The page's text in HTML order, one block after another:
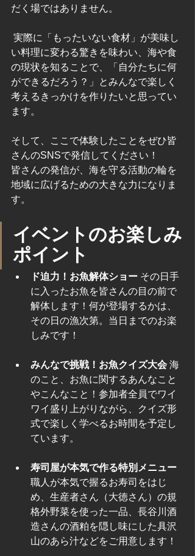
だく場ではありません。
い料理に変わる驚きを味わい、海や食
の現状を知ることで、「自分たちに何
ができるだろう？」とみんなで楽しく
考えるきっかけを作りたいと思ってい
ます。
そして、ここで体験したことをぜひ皆
さんのSNSで発信してください！
皆さんの発信が、海を守る活動の輪を
地域に広げるための大きな力になりま
す。
イベントのお楽しみ
ポイント
ド迫力！お魚解体ショー その日手
に入ったお魚を皆さんの目の前で
解体します！何が登場するかは、
その日の漁次第。当日までのお楽
しみです！
みんなで挑戦！お魚クイズ大会 海
のこと、お魚に関するあんなこと
やこんなこと！参加者全員でワイ
ワイ盛り上がりながら、クイズ形
式で楽しく学べるお時間を予定し
ています。
寿司屋が本気で作る特別メニュー
職人が本気で握るお寿司をはじ
め、生産者さん（大徳さん）の規
格外野菜を使った一品、長谷川酒
造さんの酒粕を隠し味にした具沢
山のあら汁などをご用意します！